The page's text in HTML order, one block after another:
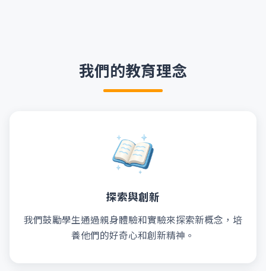
我們的教育理念
探索與創新
我們鼓勵學生通過親身體驗和實驗來探索新概念，培
養他們的好奇心和創新精神。